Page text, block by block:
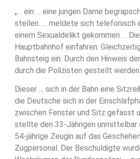
„… ein … eine jungen Dame
stellen. … meldete sich telefonisch
einem Sexualdelikt gekommen …
Hauptbahnhof einfahren.
Bahnsteig ein. Durch den Hinweis
durch die Polizisten gestellt werden.
Dieser … sich in der Bahn eine
die Deutsche sich in der
zwischen Fenster und Sitz gefasst
stellte den 33-Jährigen unmittelbar
54-jährige Zeugin auf das
Zugpersonal. Der Beschuldigte